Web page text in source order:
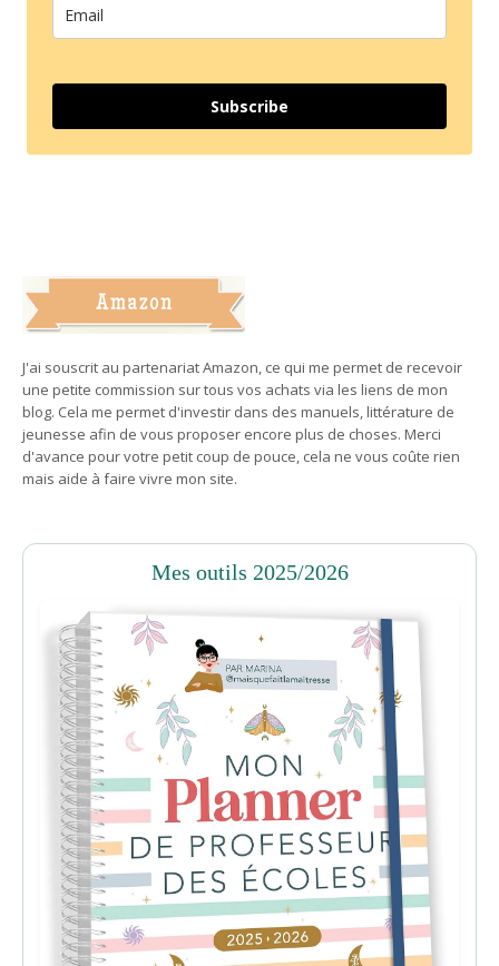
Subscribe
J'ai souscrit au partenariat Amazon, ce qui me permet de recevoir
une petite commission sur tous vos achats via les liens de mon
blog. Cela me permet d'investir dans des manuels, littérature de
jeunesse afin de vous proposer encore plus de choses. Merci
d'avance pour votre petit coup de pouce, cela ne vous coûte rien
mais aide à faire vivre mon site.
Mes outils 2025/2026